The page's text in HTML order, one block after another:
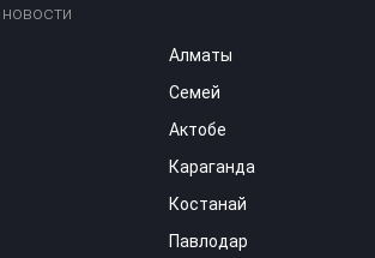
Алматы
Семей
Актобе
Караганда
Костанай
Павлодар